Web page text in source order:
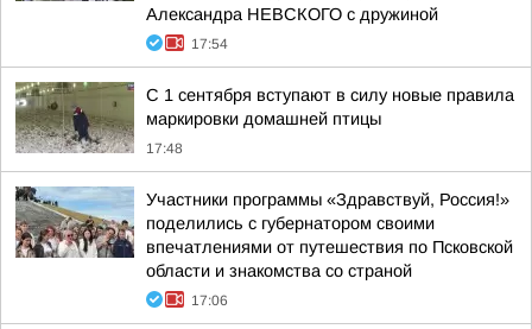
Александра НЕВСКОГО с дружиной
17:54
С 1 сентября вступают в силу новые правила
маркировки домашней птицы
17:48
Участники программы «Здравствуй, Россия!»
поделились с губернатором своими
впечатлениями от путешествия по Псковской
области и знакомства со страной
17:06